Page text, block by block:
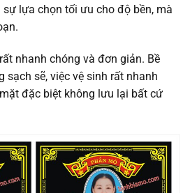
lựa chọn tối ưu cho độ bền, mà
nhanh chóng và đơn giản. Bề
sạch sẽ, việc vệ sinh rất nhanh
đặc biệt không lưu lại bất cứ